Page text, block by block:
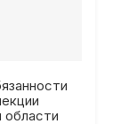
области